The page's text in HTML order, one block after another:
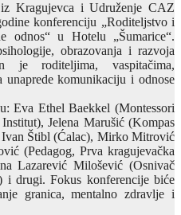
iz Kragujevca i Udruženje CAZ
konferenciju „Roditeljstvo i
odnos“ u Hotelu „Šumarice“.
obrazovanja i razvoja
je roditeljima, vaspitačima,
komunikaciju i odnose
Eva Ethel Baekkel (Montessori
Jelena Marušić (Kompas
Štibl (Ćalac), Mirko Mitrović
(Pedagog, Prva kragujevačka
Lazarević Milošević (Osnivač
i drugi. Fokus konferencije biće
granica, mentalno zdravlje i